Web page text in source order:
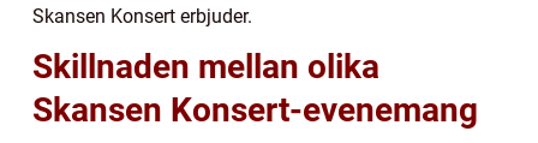
Skansen Konsert erbjuder.
Skillnaden mellan olika
Skansen Konsert-evenemang